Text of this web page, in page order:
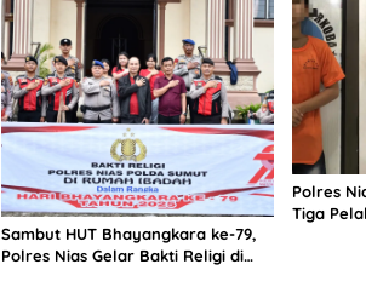
Sambut HUT Bhayangkara ke-79,
Polres Nias Gelar Bakti Religi di
Polres
Tiga